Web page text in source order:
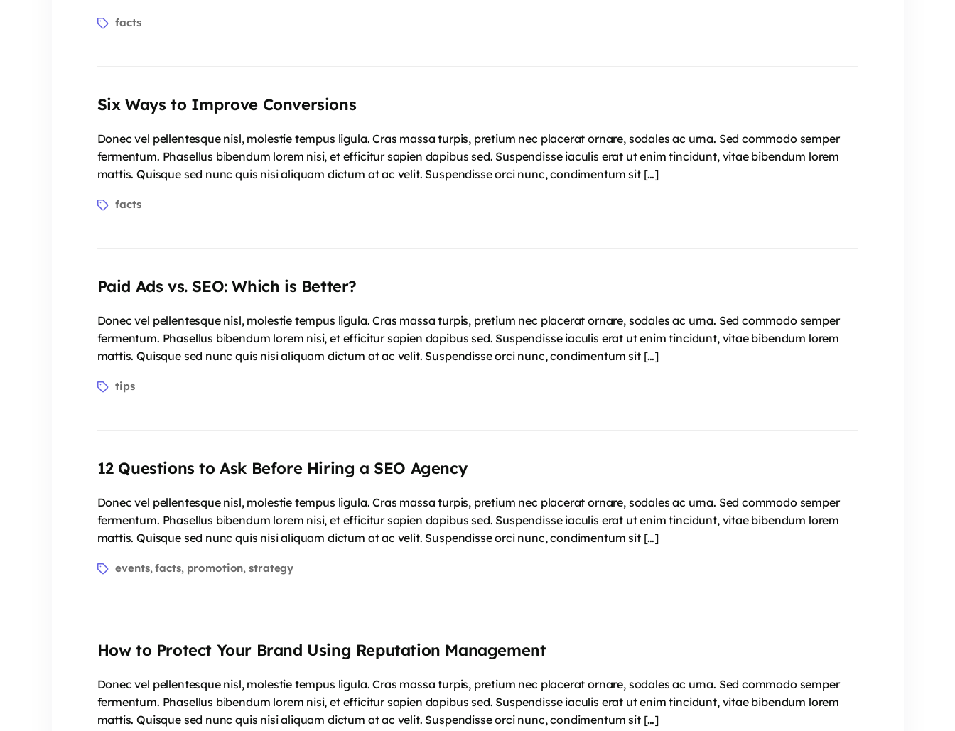
facts
Six Ways to Improve Conversions
Donec vel pellentesque nisl, molestie tempus ligula. Cras massa turpis, pretium nec placerat ornare, sodales ac urna. Sed commodo semper
fermentum. Phasellus bibendum lorem nisi, et efficitur sapien dapibus sed. Suspendisse iaculis erat ut enim tincidunt, vitae bibendum lorem
mattis. Quisque sed nunc quis nisi aliquam dictum at ac velit. Suspendisse orci nunc, condimentum sit […]
facts
Paid Ads vs. SEO: Which is Better?
Donec vel pellentesque nisl, molestie tempus ligula. Cras massa turpis, pretium nec placerat ornare, sodales ac urna. Sed commodo semper
fermentum. Phasellus bibendum lorem nisi, et efficitur sapien dapibus sed. Suspendisse iaculis erat ut enim tincidunt, vitae bibendum lorem
mattis. Quisque sed nunc quis nisi aliquam dictum at ac velit. Suspendisse orci nunc, condimentum sit […]
tips
12 Questions to Ask Before Hiring a SEO Agency
Donec vel pellentesque nisl, molestie tempus ligula. Cras massa turpis, pretium nec placerat ornare, sodales ac urna. Sed commodo semper
fermentum. Phasellus bibendum lorem nisi, et efficitur sapien dapibus sed. Suspendisse iaculis erat ut enim tincidunt, vitae bibendum lorem
mattis. Quisque sed nunc quis nisi aliquam dictum at ac velit. Suspendisse orci nunc, condimentum sit […]
events,facts, promotion,strategy
How to Protect Your Brand Using Reputation Management
Donec vel pellentesque nisl, molestie tempus ligula. Cras massa turpis, pretium nec placerat ornare, sodales ac urna. Sed commodo semper
fermentum. Phasellus bibendum lorem nisi, et efficitur sapien dapibus sed. Suspendisse iaculis erat ut enim tincidunt, vitae bibendum lorem
mattis. Quisque sed nunc quis nisi aliquam dictum at ac velit. Suspendisse orci nunc, condimentum sit […]